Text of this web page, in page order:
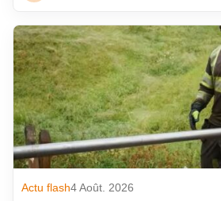
Actu flash4 Août. 2026